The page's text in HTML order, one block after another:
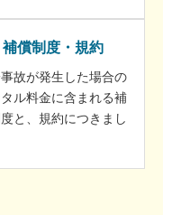
補償制度・規約
故が発生した場合の
ル料金に含まれる補
と、規約につきまし